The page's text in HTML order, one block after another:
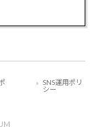
SNS運用ポリ
シー